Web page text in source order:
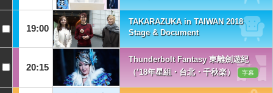
19:00
TAKARAZUKA in TAIWAN 2018
Stage & Document
20:15
Thunderbolt Fantasy 東離劍遊紀
（’18年星組・台北・千秋楽）
字幕